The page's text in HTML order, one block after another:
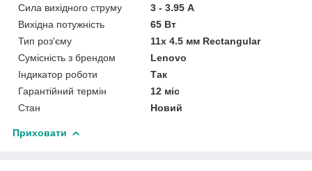
Сила вихідного струму
3 - 3.95 А
Вихідна потужність
65 Вт
Тип роз'єму
11x 4.5 мм Rectangular
Сумісність з брендом
Lenovo
Індикатор роботи
Так
Гарантійний термін
12 міс
Стан
Новий
Приховати